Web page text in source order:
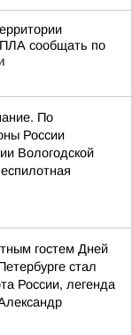
сообщать по
По
России
Вологодской
гостем Дней
стал
России, легенда